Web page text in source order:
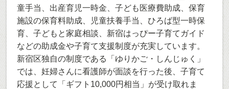
童手当、出産育児一時金、子ども医療費助成、保育
施設の保育料助成、児童扶養手当、ひろば型一時保
育、子どもと家庭相談、新宿はっぴー子育てガイド
などの助成金や子育て支援制度が充実しています。
新宿区独自の制度である「ゆりかご・しんじゅく」
では、妊婦さんに看護師が面談を行った後、子育て
応援として「ギフト10,000円相当」が受け取れま